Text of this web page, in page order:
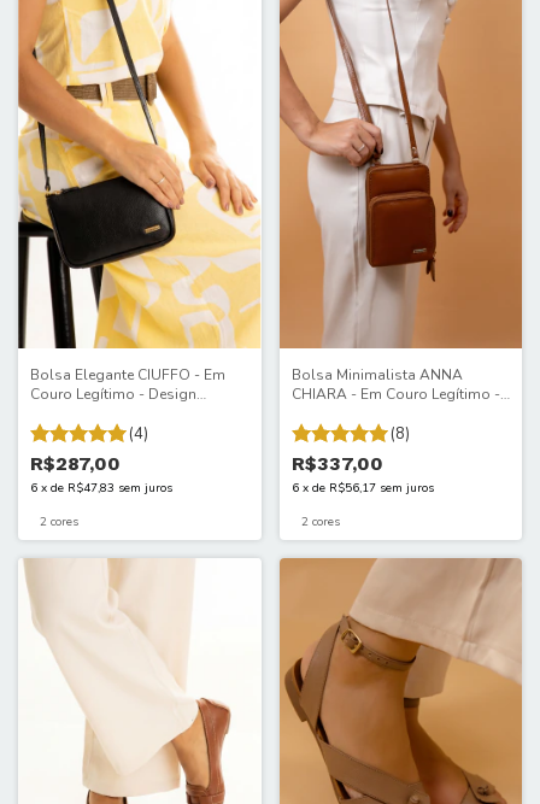
Bolsa Elegante CIUFFO - Em
Couro Legítimo - Design
acabamento premium para
levar o essencial com charme e
discrição. 090ITA
(4)
R$287,00
6 x de R$47,83 sem juros
2 cores
Bolsa Minimalista ANNA
CHIARA - Em Couro Legítimo -
sofisticado e espaço ideal para
carregar o essencial com
elegânc. 078ita
(8)
R$337,00
6 x de R$56,17 sem juros
2 cores